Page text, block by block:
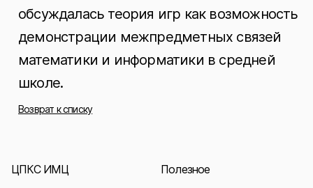
обсуждалась теория игр как возможность
демонстрации межпредметных связей
математики и информатики в средней
школе.
Возврат к списку
ЦПКС ИМЦ Полезное